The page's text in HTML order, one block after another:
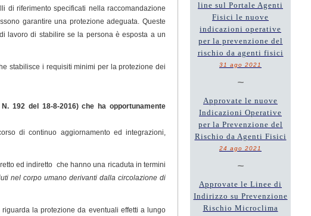
di riferimento specificati nella raccomandazione
garantire una protezione adeguata. Queste
lavoro di stabilire se la persona è esposta a un
stabilisce i requisiti minimi per la protezione dei
192 del 18-8-2016) che ha opportunamente
di continuo aggiornamento ed integrazioni,
ed indiretto che hanno una ricaduta in termini
nel corpo umano derivanti dalla circolazione di
la protezione da eventuali effetti a lungo
line sul Portale Agenti
Fisici le nuove
indicazioni operative
per la prevenzione del
rischio da agenti fisici
31 ago 2021
~
Approvate le nuove
Indicazioni Operative
per la Prevenzione del
Rischio da Agenti Fisici
24 ago 2021
~
Approvate le Linee di
Indirizzo su Prevenzione
Rischio Microclima